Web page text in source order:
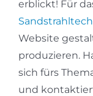
erblickt! Für
Website
produzieren.
sich fürs
und